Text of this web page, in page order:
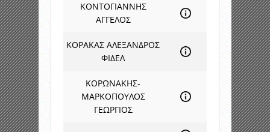
ΚΟΝΤΟΓΙΑΝΝΗΣ
ΑΓΓΕΛΟΣ
ΚΟΡΑΚΑΣ ΑΛΕΞΑΝΔΡΟΣ
ΦΙΔΕΛ
ΚΟΡΩΝΑΚΗΣ-
ΜΑΡΚΟΠΟΥΛΟΣ
ΓΕΩΡΓΙΟΣ